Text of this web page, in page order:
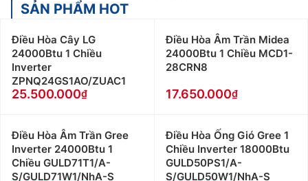
SẢN PHẨM HOT
Điều Hòa Cây LG
24000Btu 1 Chiều
Inverter
ZPNQ24GS1AO/ZUAC1
25.500.000
Điều Hòa Âm Trần Midea
24000Btu 1 Chiều MCD1-
28CRN8
17.650.000
Điều Hòa Âm Trần Gree
Inverter 24000Btu 1
Chiều GULD71T1/A-
S/GULD71W1/NhA-S
Điều Hòa Ống Gió Gree 1
Chiều Inverter 18000Btu
GULD50PS1/A-
S/GULD50W1/NhA-S